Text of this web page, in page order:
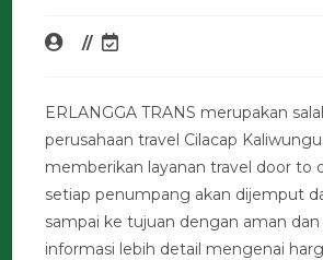
ERLANGGA TRANS merupakan
perusahaan travel Cilacap
memberikan layanan travel door to
setiap penumpang akan dijemput
sampai ke tujuan dengan aman
informasi lebih detail mengenai